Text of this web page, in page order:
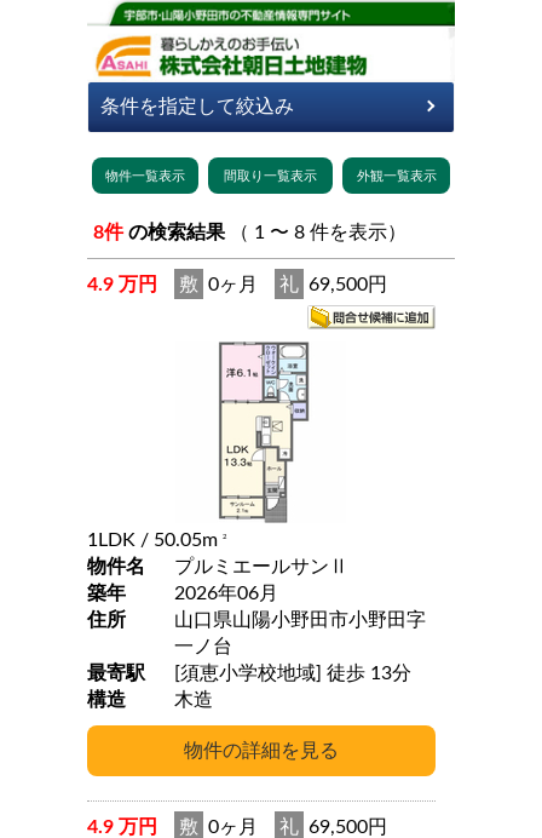
8件 の検索結果 （ 1 〜 8 件を表示）
4.9 万円 敷 0ヶ月 礼 69,500円
1LDK / 50.05m 2
物件名
プルミエールサンⅡ
築年
2026年06月
住所
山口県山陽小野田市小野田字
一ノ台
最寄駅
[須恵小学校地域] 徒歩 13分
構造
木造
4.9 万円 敷 0ヶ月 礼 69,500円